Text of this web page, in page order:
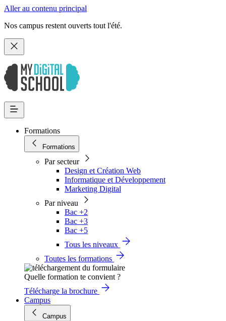
Aller au contenu principal
Nos campus restent ouverts tout l'été.
Formations
Formations
Par secteur
Design et Création Web
Informatique et Développement
Marketing Digital
Par niveau
Bac +2
Bac +3
Bac +5
Tous les niveaux
Toutes les formations
Quelle formation te convient ?
Télécharge la brochure
Campus
Campus